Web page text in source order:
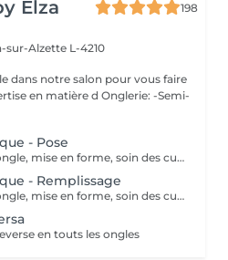
Elza
198
sur-Alzette L-4210
dans notre salon pour vous faire
en matière d Onglerie: -Semi-
- Pose
Préparation complète de l'ongle, mise en forme, soin des cuticules et pose acrylique avec la couleur de votre choix.
- Remplissage
Préparation complète de l'ongle, mise en forme, soin des cuticules et remplissage acrylique avec la couleur de votre choix.
en touts les ongles